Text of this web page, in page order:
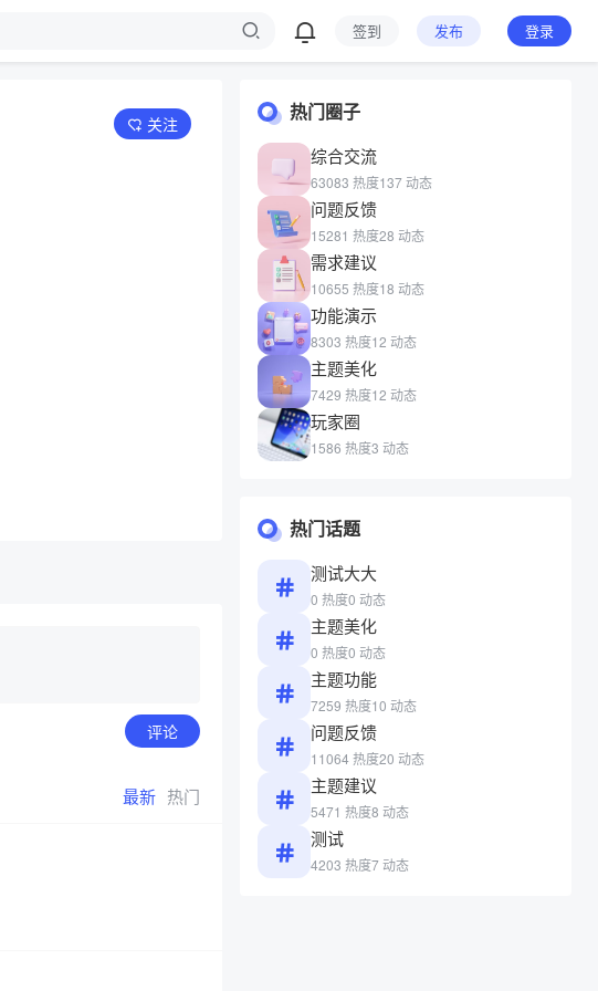
签到 发布 登录
关注
评论
最新 热门
热门圈子
综合交流
63083 热度137 动态
问题反馈
15281 热度28 动态
需求建议
10655 热度18 动态
功能演示
8303 热度12 动态
主题美化
7429 热度12 动态
玩家圈
1586 热度3 动态
热门话题
测试大大
0 热度0 动态
主题美化
0 热度0 动态
主题功能
7259 热度10 动态
问题反馈
11064 热度20 动态
主题建议
5471 热度8 动态
测试
4203 热度7 动态